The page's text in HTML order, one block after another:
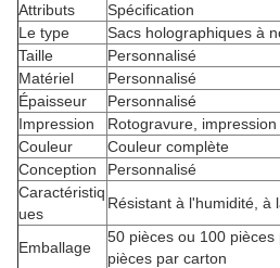
Attributs
Spécification
Le type
Sacs holographiques à
Taille
Personnalisé
Matériel
Personnalisé
Épaisseur
Personnalisé
Impression
Rotogravure,
Couleur
Couleur complète
Conception
Personnalisé
Caractéristiq
ues
Résistant à l'humidité, à
Emballage
50 pièces ou 100
pièces par carton